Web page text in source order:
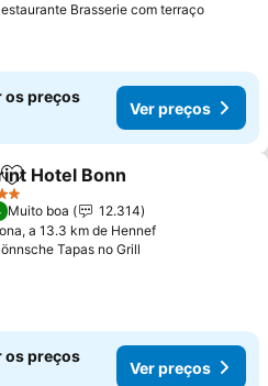
Brasserie com terraçoVer
os preços
Ver preços
Adicionar aos favoritos
Hotel Bonn
Muito boa
12.314
a 13.3 km de Hennef
Tapas no Grill
os preços
Ver preços